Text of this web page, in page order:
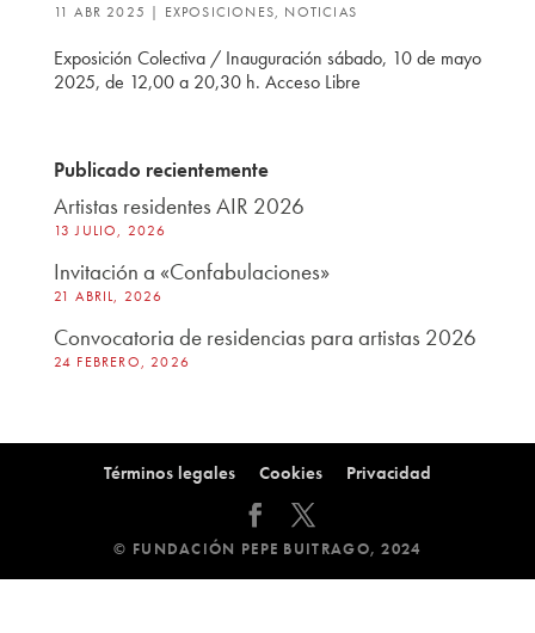
11 ABR 2025 | EXPOSICIONES, NOTICIAS
Exposición Colectiva / Inauguración sábado, 10 de mayo
2025, de 12,00 a 20,30 h. Acceso Libre
Publicado recientemente
Artistas residentes AIR 2026
13 JULIO, 2026
Invitación a «Confabulaciones»
21 ABRIL, 2026
Convocatoria de residencias para artistas 2026
24 FEBRERO, 2026
Términos legales Cookies Privacidad
© FUNDACIÓN PEPE BUITRAGO, 2024